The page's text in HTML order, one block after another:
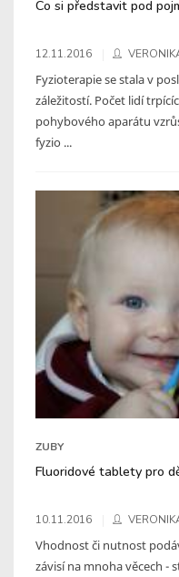
Co si představit pod
12.11.2016
Fyzioterapie se stala v
záležitostí. Počet lidí
pohybového aparátu
fyzio ...
ZUBY
Fluoridové tablety pro
10.11.2016
Vhodnost či nutnost
závisí na mnoha věcech -